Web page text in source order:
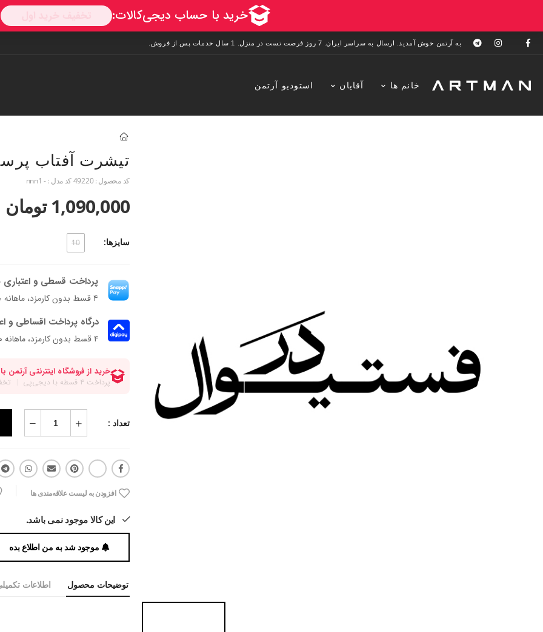
به آرتمن خوش آمدید. ارسال به سراسر ایران. 7 روز فرصت تست در منزل. 1 سال خدمات پس از فروش.
خانم ها آقایان استودیو آرتمن
تیشرت آفتاب
کد محصول :49220کد مدل :- nnn1
1,090,000 تومان
سایزها: 10
پرداخت قسطی و اعتباری
۴ قسط بدون کارمزد، ماهانه ۲۷۲٬۵۰۰ تومان
درگاه پرداخت اقساطی و
۴ قسط بدون کارمزد، ماهانه 272,500 تومان
تعداد :
افزودن به لیست علاقه‌مندی ها
این کالا موجود نمی باشد.
موجود شد به من اطلاع بده
توضیحات محصول اطلاعات